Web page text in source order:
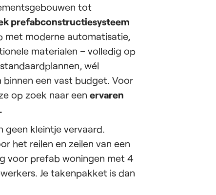
tot
prefabconstructiesysteem
met moderne automatisatie,
materialen – volledig op
wél
een vast budget. Voor
op zoek naar een ervaren
geen kleintje vervaard.
het reilen en zeilen van een
voor prefab woningen met 4
Je takenpakket is dan